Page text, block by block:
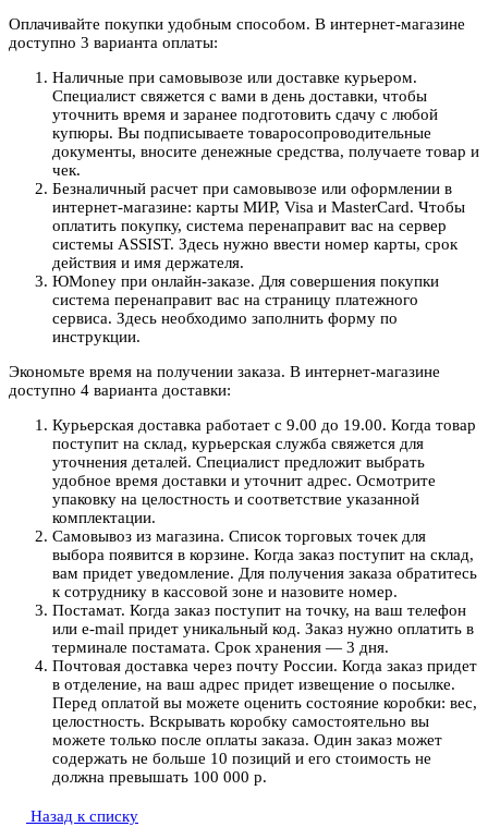
Оплачивайте покупки удобным способом. В интернет-магазине
доступно 3 варианта оплаты:
Наличные при самовывозе или доставке курьером.
Специалист свяжется с вами в день доставки, чтобы
уточнить время и заранее подготовить сдачу с любой
купюры. Вы подписываете товаросопроводительные
документы, вносите денежные средства, получаете товар и
чек.
Безналичный расчет при самовывозе или оформлении в
интернет-магазине: карты МИР, Visa и MasterCard. Чтобы
оплатить покупку, система перенаправит вас на сервер
системы ASSIST. Здесь нужно ввести номер карты, срок
действия и имя держателя.
ЮMoney при онлайн-заказе. Для совершения покупки
система перенаправит вас на страницу платежного
сервиса. Здесь необходимо заполнить форму по
инструкции.
Экономьте время на получении заказа. В интернет-магазине
доступно 4 варианта доставки:
Курьерская доставка работает с 9.00 до 19.00. Когда товар
поступит на склад, курьерская служба свяжется для
уточнения деталей. Специалист предложит выбрать
удобное время доставки и уточнит адрес. Осмотрите
упаковку на целостность и соответствие указанной
комплектации.
Самовывоз из магазина. Список торговых точек для
выбора появится в корзине. Когда заказ поступит на склад,
вам придет уведомление. Для получения заказа обратитесь
к сотруднику в кассовой зоне и назовите номер.
Постамат. Когда заказ поступит на точку, на ваш телефон
или e-mail придет уникальный код. Заказ нужно оплатить в
терминале постамата. Срок хранения — 3 дня.
Почтовая доставка через почту России. Когда заказ придет
в отделение, на ваш адрес придет извещение о посылке.
Перед оплатой вы можете оценить состояние коробки: вес,
целостность. Вскрывать коробку самостоятельно вы
можете только после оплаты заказа. Один заказ может
содержать не больше 10 позиций и его стоимость не
должна превышать 100 000 р.
Назад к списку